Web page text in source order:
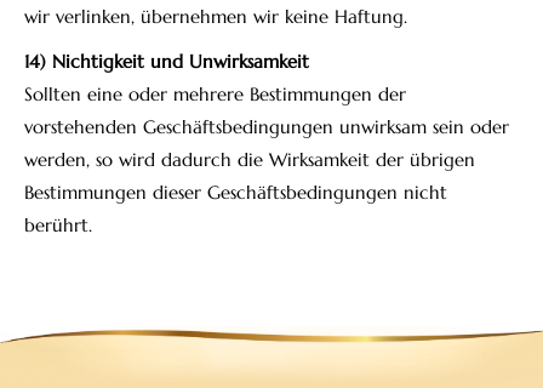
wir verlinken, übernehmen wir keine Haftung.
14) Nichtigkeit und Unwirksamkeit
Sollten eine oder mehrere Bestimmungen der
vorstehenden Geschäftsbedingungen unwirksam sein oder
werden, so wird dadurch die Wirksamkeit der übrigen
Bestimmungen dieser Geschäftsbedingungen nicht
berührt.